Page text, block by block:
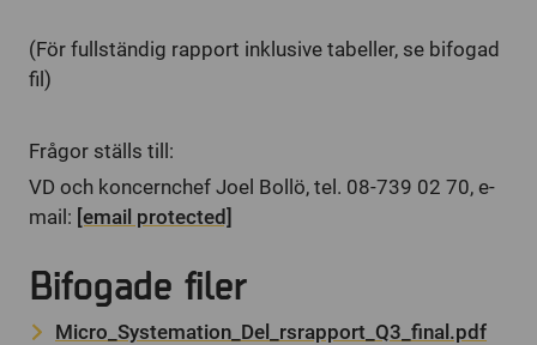
(För fullständig rapport inklusive tabeller, se bifogad
fil)
Frågor ställs till:
VD och koncernchef Joel Bollö, tel. 08-739 02 70, e-
mail: [email protected]
Bifogade filer
Micro_Systemation_Del_rsrapport_Q3_final.pdf